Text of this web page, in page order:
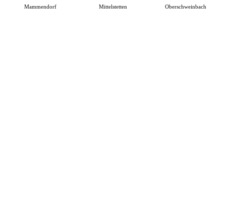
Mammendorf Mittelstetten Oberschweinbach